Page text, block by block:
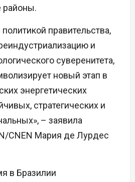
районы.
правительства,
и
суверенитета,
новый этап в
энергетических
стратегических и
– заявила
CNEN Мария де Лурдес
в Бразилии